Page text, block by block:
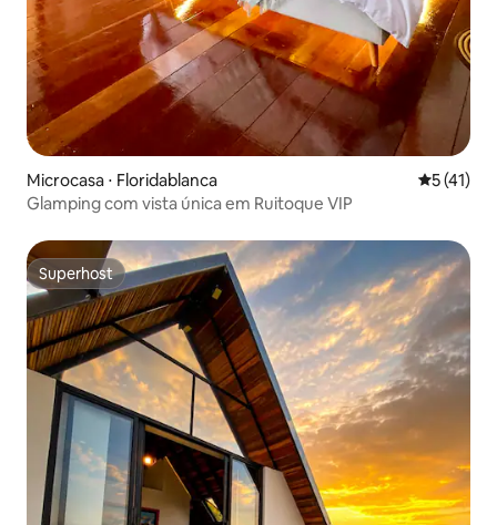
Microcasa ⋅ Floridablanca 5 de uma
5 (41)
Glamping com vista única em Ruitoque VIP
Superhost
Superhost